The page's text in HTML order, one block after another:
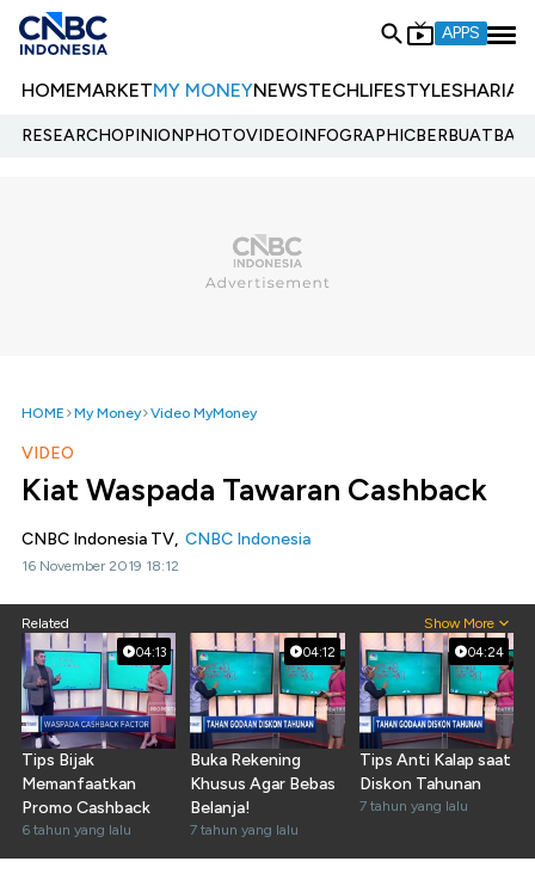
APPS
HOMEMARKETMY MONEYNEWSTECHLIFESTYLESHARIA
RESEARCHOPINIONPHOTOVIDEOINFOGRAPHIC
HOME My Money Video MyMoney
VIDEO
Kiat Waspada Tawaran Cashback
CNBC Indonesia TV, CNBC Indonesia
16 November 2019 18:12
Related Show More
04:13
Tips Bijak
Memanfaatkan
Promo Cashback
6 tahun yang lalu
04:12
Buka Rekening
Khusus Agar Bebas
Belanja!
7 tahun yang lalu
04:24
Tips Anti Kalap saat
Diskon Tahunan
7 tahun yang lalu